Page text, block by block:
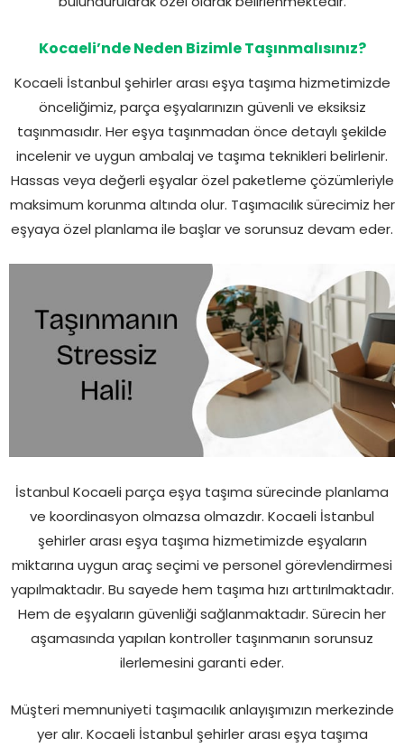
Kocaeli’nde Neden Bizimle Taşınmalısınız?
Kocaeli İstanbul şehirler arası eşya taşıma hizmetimizde
önceliğimiz, parça eşyalarınızın güvenli ve eksiksiz
taşınmasıdır. Her eşya taşınmadan önce detaylı şekilde
incelenir ve uygun ambalaj ve taşıma teknikleri belirlenir.
Hassas veya değerli eşyalar özel paketleme çözümleriyle
maksimum korunma altında olur. Taşımacılık sürecimiz her
eşyaya özel planlama ile başlar ve sorunsuz devam eder.
İstanbul Kocaeli parça eşya taşıma sürecinde planlama
ve koordinasyon olmazsa olmazdır. Kocaeli İstanbul
şehirler arası eşya taşıma hizmetimizde eşyaların
miktarına uygun araç seçimi ve personel görevlendirmesi
yapılmaktadır. Bu sayede hem taşıma hızı arttırılmaktadır.
Hem de eşyaların güvenliği sağlanmaktadır. Sürecin her
aşamasında yapılan kontroller taşınmanın sorunsuz
ilerlemesini garanti eder.
Müşteri memnuniyeti taşımacılık anlayışımızın merkezinde
yer alır. Kocaeli İstanbul şehirler arası eşya taşıma